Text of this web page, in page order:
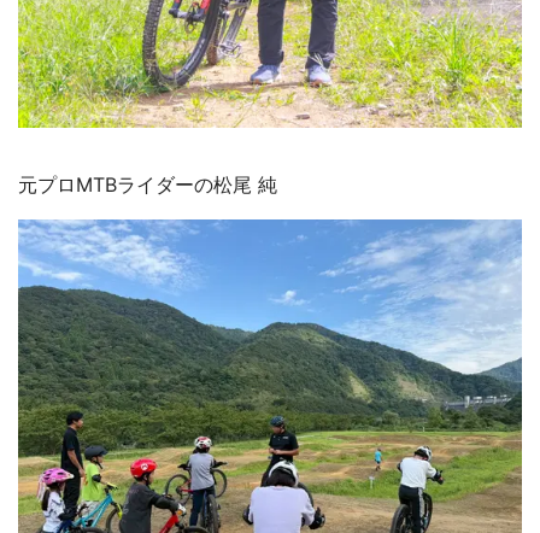
元プロMTBライダーの松尾 純